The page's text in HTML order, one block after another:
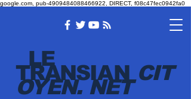
google.com, pub-4909484088466922, DIRECT, f08c47fec0942fa0
LE
TRANSIAN CIT
OYEN.NET